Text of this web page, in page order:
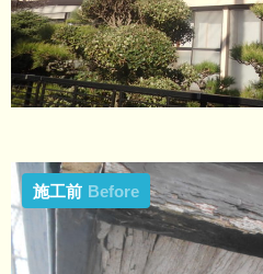
施工前 Before